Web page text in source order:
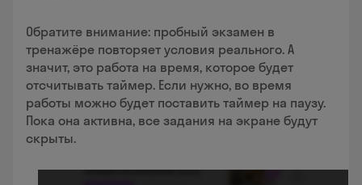
Обратите внимание: пробный экзамен в
тренажёре повторяет условия реального. А
значит, это работа на время, которое будет
отсчитывать таймер. Если нужно, во время
работы можно будет поставить таймер на паузу.
Пока она активна, все задания на экране будут
скрыты.